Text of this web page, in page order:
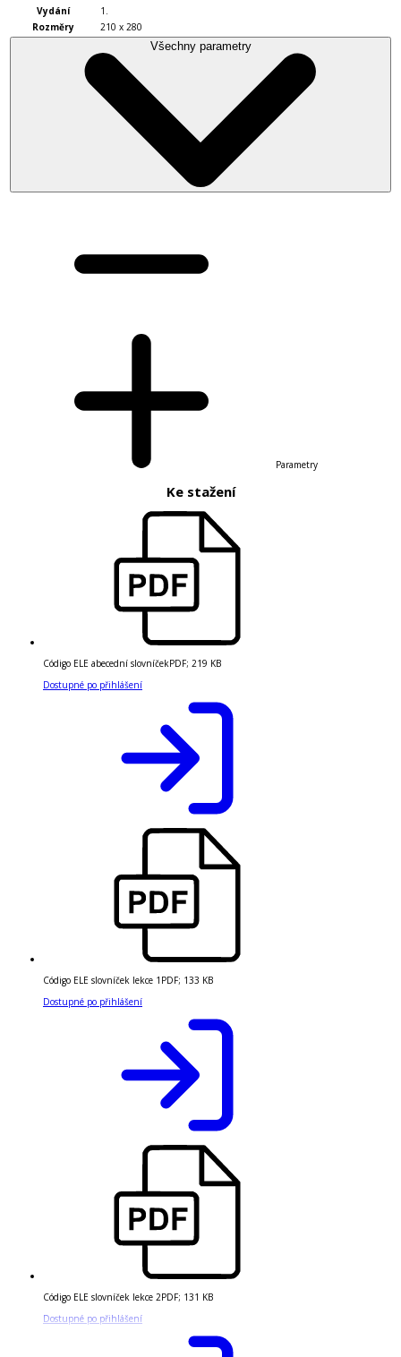
Vydání
1.
Rozměry
210 x 280
Všechny parametry
Parametry
Ke stažení
Código ELE abecední slovníčekPDF; 219 KB
Dostupné po přihlášení
Código ELE slovníček lekce 1 PDF; 133 KB
Dostupné po přihlášení
Código ELE slovníček lekce 2PDF; 131 KB
Dostupné po přihlášení